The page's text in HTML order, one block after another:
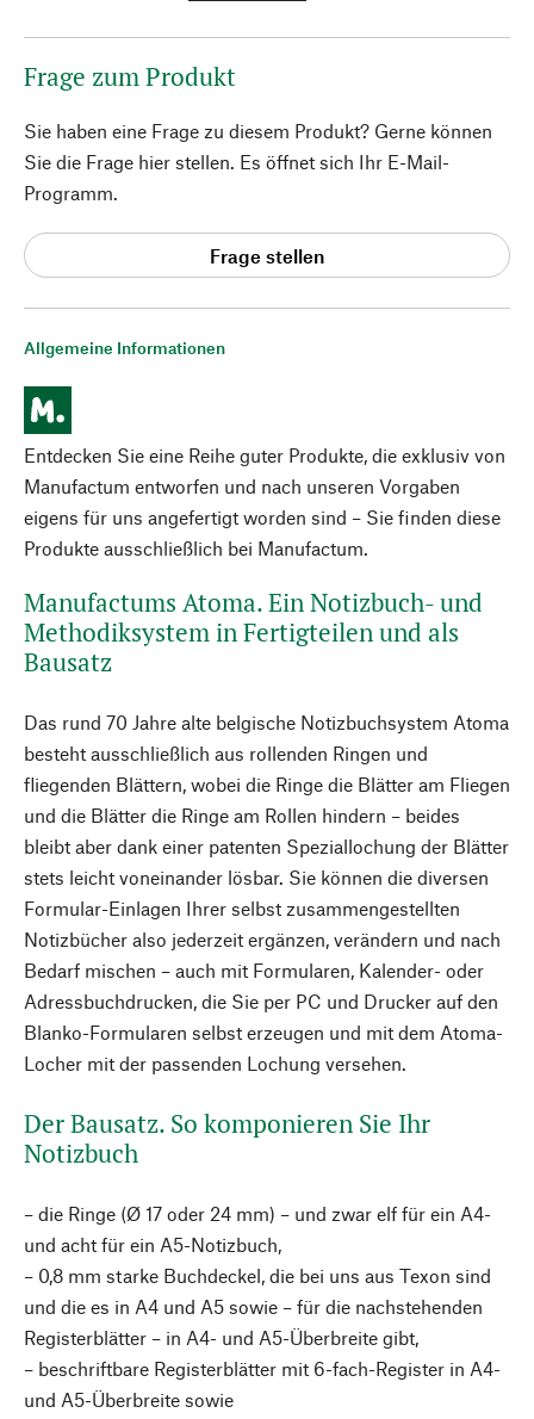
Allgemeine Informationen
Entdecken Sie eine Reihe guter Produkte, die exklusiv von
Manufactum entworfen und nach unseren Vorgaben
eigens für uns angefertigt worden sind – Sie finden diese
Produkte ausschließlich bei Manufactum.
Manufactums Atoma. Ein Notizbuch- und
Methodiksystem in Fertigteilen und als
Bausatz
Das rund 70 Jahre alte belgische Notizbuchsystem Atoma
besteht ausschließlich aus rollenden Ringen und
fliegenden Blättern, wobei die Ringe die Blätter am Fliegen
und die Blätter die Ringe am Rollen hindern – beides
bleibt aber dank einer patenten Speziallochung der Blätter
stets leicht voneinander lösbar. Sie können die diversen
Formular-Einlagen Ihrer selbst zusammengestellten
Notizbücher also jederzeit ergänzen, verändern und nach
Bedarf mischen – auch mit Formularen, Kalender- oder
Adressbuchdrucken, die Sie per PC und Drucker auf den
Blanko-Formularen selbst erzeugen und mit dem Atoma-
Locher mit der passenden Lochung versehen.
Der Bausatz. So komponieren Sie Ihr
Notizbuch
– die Ringe (Ø 17 oder 24 mm) – und zwar elf für ein A4-
und acht für ein A5-Notizbuch,
– 0,8 mm starke Buchdeckel, die bei uns aus Texon sind
und die es in A4 und A5 sowie – für die nachstehenden
Registerblätter – in A4- und A5-Überbreite gibt,
– beschriftbare Registerblätter mit 6-fach-Register in A4-
und A5-Überbreite sowie
Frage zum Produkt
Sie haben eine Frage zu diesem Produkt? Gerne können
Sie die Frage hier stellen. Es öffnet sich Ihr E-Mail-
Programm.
Frage stellen